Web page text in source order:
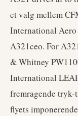
et valg mellem
International
A321ceo. For
& Whitney
International
fremragende
flyets